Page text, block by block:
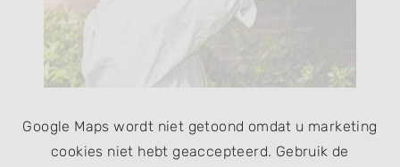
Google Maps wordt niet getoond omdat u marketing
cookies niet hebt geaccepteerd. Gebruik de